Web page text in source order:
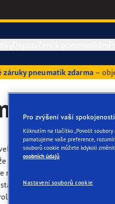
Rezervní pneumatiky
Goodyear RACING
Eagle F1 SuperSport
záruky pneumatik zdarma–
245
široké a mohutné, proto
díky velké stykové ploše
modely zůstávají i na sněhu
i při nízkých teplotách
reagují poměrně rychleji
Pro zvýšení vaší
Kliknutím na tlačítko „Povolit
pamatujeme vaše preference,
souborů cookie můžete kdykoli
osobních údajů
Nastavení souborů cookie